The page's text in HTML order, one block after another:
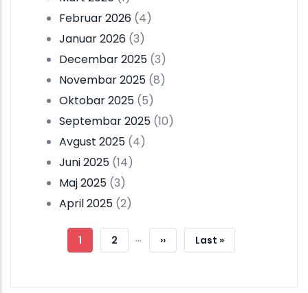
Februar 2026 (4)
Januar 2026 (3)
Decembar 2025 (3)
Novembar 2025 (8)
Oktobar 2025 (5)
Septembar 2025 (10)
Avgust 2025 (4)
Juni 2025 (14)
Maj 2025 (3)
April 2025 (2)
Pagination
Current
1 Strana
2 …
Next
››
Last
Last »